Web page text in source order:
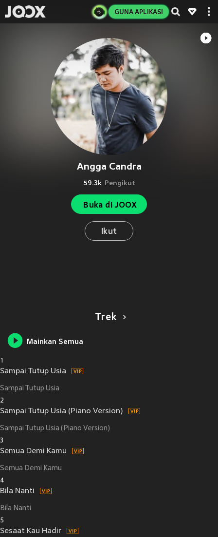
GUNA APLIKASI
Angga Candra
59.3k Pengikut
Buka di JOOX
Ikut
Trek
Mainkan Semua
1
Sampai Tutup Usia
Sampai Tutup Usia
2
Sampai Tutup Usia (Piano Version)
Sampai Tutup Usia (Piano Version)
3
Semua Demi Kamu
Semua Demi Kamu
4
Bila Nanti
Bila Nanti
5
Sesaat Kau Hadir